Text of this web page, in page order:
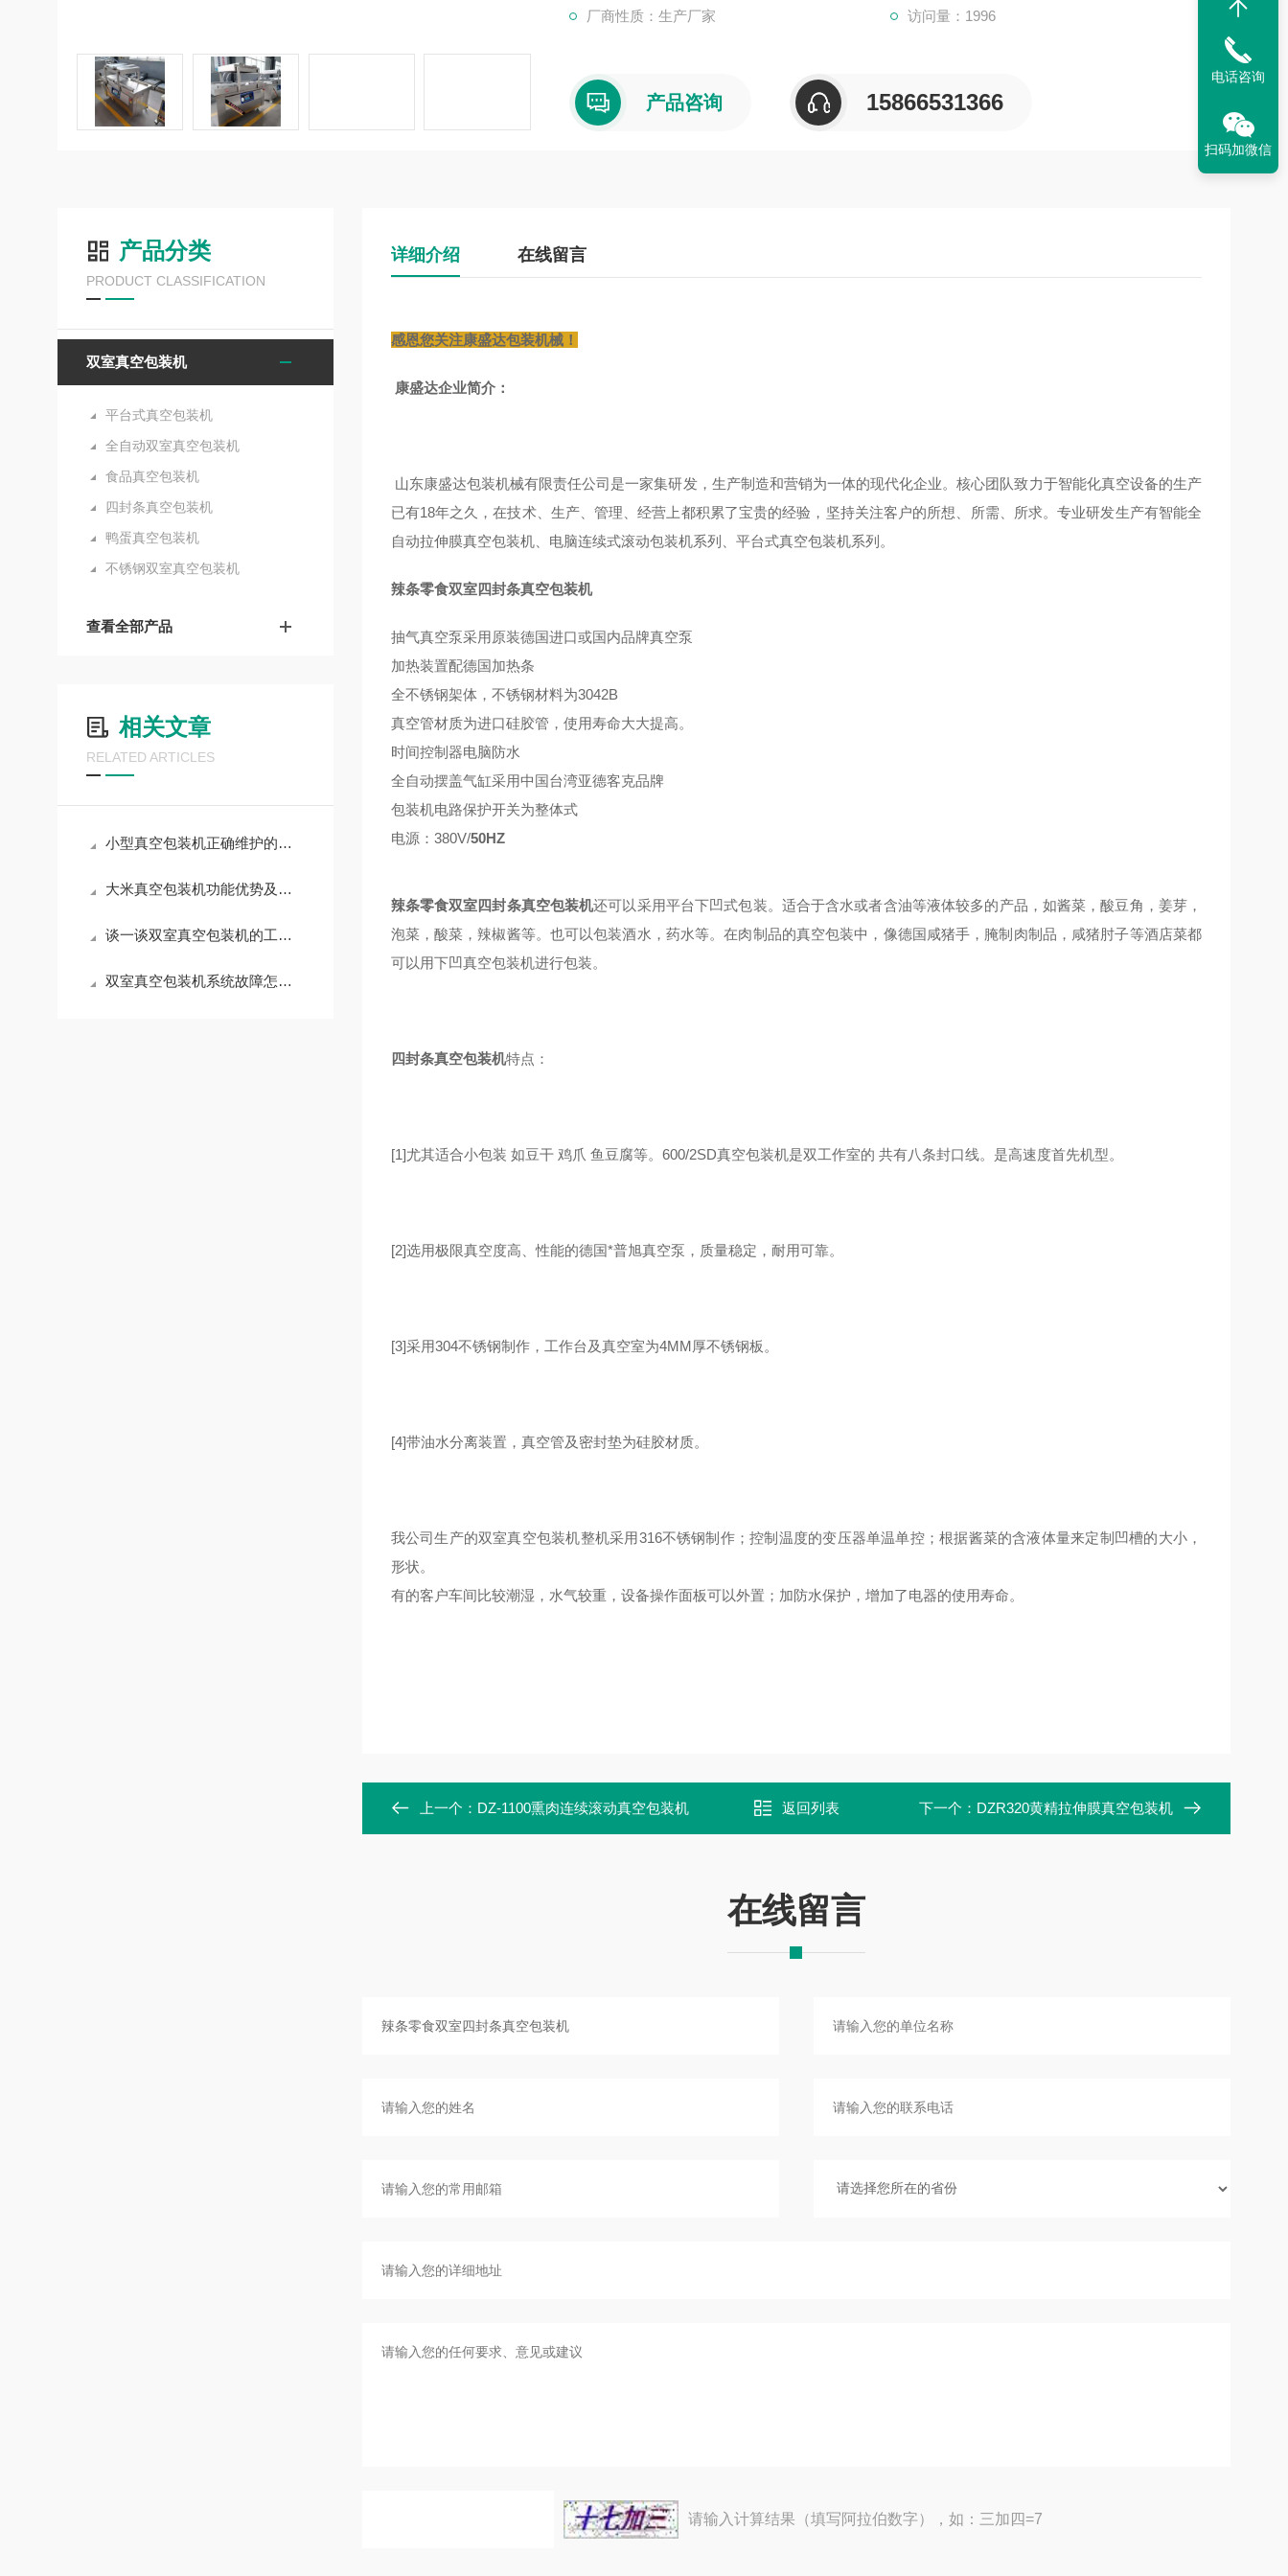
厂商性质：生产厂家 访问量：1996
产品咨询 15866531366
产品分类
PRODUCT CLASSIFICATION
双室真空包装机
平台式真空包装机
全自动双室真空包装机
食品真空包装机
四封条真空包装机
鸭蛋真空包装机
不锈钢双室真空包装机
查看全部产品
相关文章
RELATED ARTICLES
小型真空包装机正确维护的技巧
大米真空包装机功能优势及维护过程
谈一谈双室真空包装机的工作原理
双室真空包装机系统故障怎么处理？
详细介绍 在线留言
感恩您关注康盛达包装机械！
康盛达企业简介：
山东康盛达包装机械有限责任公司是一家集研发，生产制造和营销为一体的现代化企业。核心团队致力于智能化真空设备的生产
已有18年之久，在技术、生产、管理、经营上都积累了宝贵的经验，坚持关注客户的所想、所需、所求。专业研发生产有智能全
自动拉伸膜真空包装机、电脑连续式滚动包装机系列、平台式真空包装机系列。
辣条零食双室四封条真空包装机
抽气真空泵采用原装德国进口或国内品牌真空泵
加热装置配德国加热条
全不锈钢架体，不锈钢材料为3042B
真空管材质为进口硅胶管，使用寿命大大提高。
时间控制器电脑防水
全自动摆盖气缸采用中国台湾亚德客克品牌
包装机电路保护开关为整体式
电源：380V/50HZ
辣条零食双室四封条真空包装机还可以采用平台下凹式包装。适合于含水或者含油等液体较多的产品，如酱菜，酸豆角，姜芽，
泡菜，酸菜，辣椒酱等。也可以包装酒水，药水等。在肉制品的真空包装中，像德国咸猪手，腌制肉制品，咸猪肘子等酒店菜都
可以用下凹真空包装机进行包装。
四封条真空包装机特点：
[1]尤其适合小包装 如豆干 鸡爪 鱼豆腐等。600/2SD真空包装机是双工作室的 共有八条封口线。是高速度首先机型。
[2]选用极限真空度高、性能的德国*普旭真空泵，质量稳定，耐用可靠。
[3]采用304不锈钢制作，工作台及真空室为4MM厚不锈钢板。
[4]带油水分离装置，真空管及密封垫为硅胶材质。
我公司生产的双室真空包装机整机采用316不锈钢制作；控制温度的变压器单温单控；根据酱菜的含液体量来定制凹槽的大小，
形状。
有的客户车间比较潮湿，水气较重，设备操作面板可以外置；加防水保护，增加了电器的使用寿命。
上一个： DZ-1100熏肉连续滚动真空包装机 返回列表 下一个： DZR320黄精拉伸膜真空包装机
在线留言
请输入计算结果（填写阿拉伯数字），如：三加四=7
电话咨询
扫码加微信